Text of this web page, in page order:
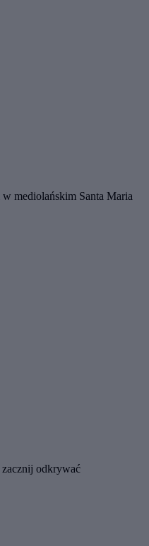
mediolańskim Santa Maria
odkrywać